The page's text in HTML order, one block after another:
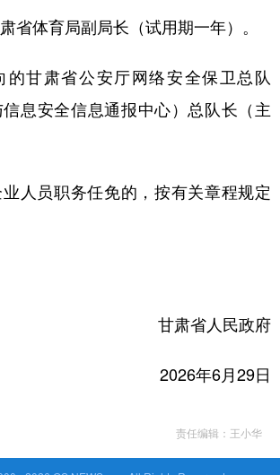
体育局副局长（试用期一年）。
甘肃省公安厅网络安全保卫总队
信息安全信息通报中心）总队长（主
员职务任免的，按有关章程规定
甘肃省人民政府
2026年6月29日
责任编辑：王小华